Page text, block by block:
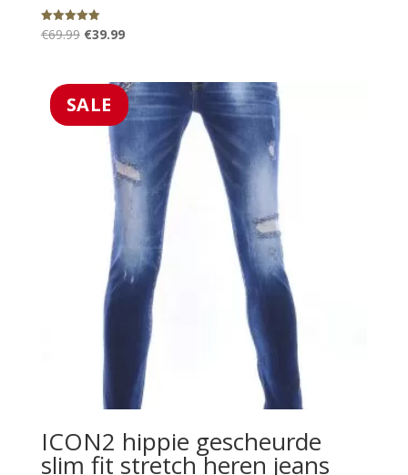
Gewaardeerd
5.00
€69.99 Oorspronkelijke
€69.99.
€39.99Huidige
€39.99.
SALE
ICON2 hippie gescheurde
slim fit stretch heren jeans